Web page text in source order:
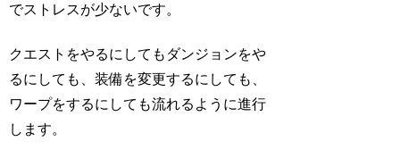
でストレスが少ないです。
クエストをやるにしてもダンジョンをや
るにしても、装備を変更するにしても、
ワープをするにしても流れるように進行
します。